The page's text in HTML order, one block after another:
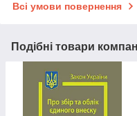
Всі умови повернення
Подібні товари